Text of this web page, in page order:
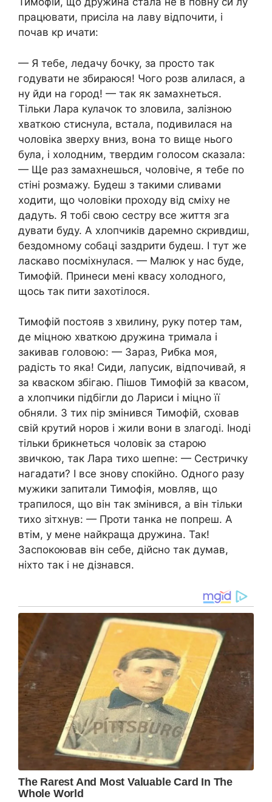
працювати, присіла на лаву відпочити, і
почав кр ичати:
— Я тебе, ледачу бочку, за просто так
годувати не збираюся! Чого розв алилася, а
ну йди на город! — так як замахнеться.
Тільки Лара кулачок то зловила, залізною
хваткою стиснула, встала, подивилася на
чоловіка зверху вниз, вона то вище нього
була, і холодним, твердим голосом сказала:
— Ще раз замахнешься, чоловіче, я тебе по
стіні розмажу. Будеш з такими сливами
ходити, що чоловіки проходу від сміху не
дадуть. Я тобі свою сестру все життя зга
дувати буду. А хлопчиків даремно скривдиш,
бездомному собаці заздрити будеш. І тут же
ласкаво посміхнулася․ — Малюк у нас буде,
Тимофій. Принеси мені квасу холодного,
щось так пити захотілося.
Тимофій постояв з хвилину, руку потер там,
де міцною хваткою дружина тримала і
закивав головою: — Зараз, Рибка моя,
радість то яка! Сиди, лапусик, відпочивай, я
за кваском збігаю. Пішов Тимофій за квасом,
а хлопчики підбігли до Лариси і міцно її
обняли. З тих пір змінився Тимофій, сховав
свій крутий норов і жили вони в злагоді. Іноді
тільки брикнеться чоловік за старою
звичкою, так Лара тихо шепне: — Сестричку
нагадати? І все знову спокійно. Одного разу
мужики запитали Тимофія, мовляв, що
трапилося, що він так змінився, а він тільки
тихо зітхнув: — Проти танка не попреш. А
втім, у мене найкраща дружина. Так!
Заспокоював він себе, дійсно так думав,
ніхто так і не дізнався.